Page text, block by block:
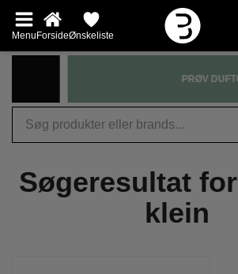
MenuForsideØnskeliste
PRØV DUFTGUIDEN👉
Søgeresultat for
klein